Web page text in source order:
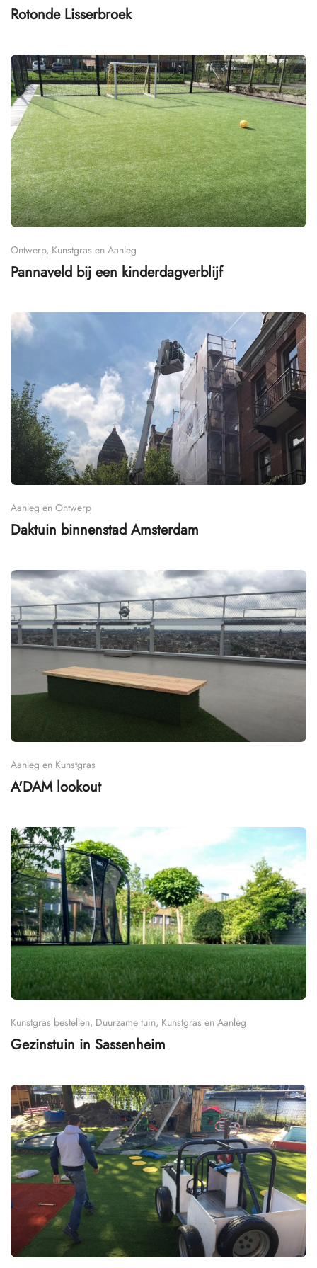
Rotonde Lisserbroek
Ontwerp, Kunstgras en Aanleg
Pannaveld bij een kinderdagverblijf
Aanleg en Ontwerp
Daktuin binnenstad Amsterdam
Aanleg en Kunstgras
A'DAM lookout
Kunstgras bestellen, Duurzame tuin, Kunstgras en Aanleg
Gezinstuin in Sassenheim